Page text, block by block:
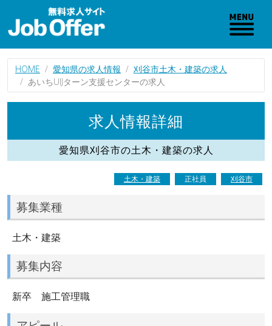
HOME 愛知県の求人情報
刈谷市土木・建築の求人
あいちUIJターン支援センターの求人
求人情報詳細
愛知県刈谷市の土木・建築の求人
土木・建築 正社員 刈谷市
募集業種
土木・建築
募集内容
新卒 施工管理職